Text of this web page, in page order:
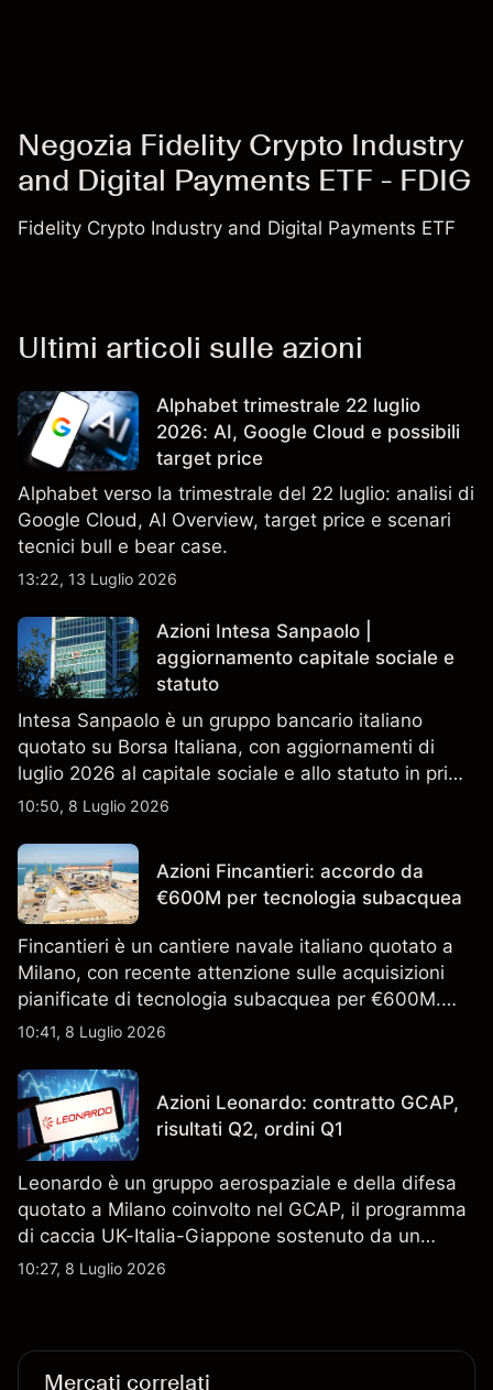
Negozia Fidelity Crypto Industry
and Digital Payments ETF - FDIG
Fidelity Crypto Industry and Digital Payments ETF
Ultimi articoli sulle azioni
Alphabet trimestrale 22 luglio
2026: AI, Google Cloud e possibili
target price
Alphabet verso la trimestrale del 22 luglio: analisi di
Google Cloud, AI Overview, target price e scenari
tecnici bull e bear case.
13:22, 13 Luglio 2026
Azioni Intesa Sanpaolo |
aggiornamento capitale sociale e
statuto
Intesa Sanpaolo è un gruppo bancario italiano
quotato su Borsa Italiana, con aggiornamenti di
luglio 2026 al capitale sociale e allo statuto in primo
piano. Esplora i target price ISP di terze parti e
un indicatore affidabile dei risultati futuri.
10:50, 8 Luglio 2026
Azioni Fincantieri: accordo da
€600M per tecnologia subacquea
Fincantieri è un cantiere navale italiano quotato a
Milano, con recente attenzione sulle acquisizioni
pianificate di tecnologia subacquea per €600M.
Scopri i target di prezzo FCT di terze parti e l'analisi
indicatore affidabile dei risultati futuri.
10:41, 8 Luglio 2026
Azioni Leonardo: contratto GCAP,
risultati Q2, ordini Q1
Leonardo è un gruppo aerospaziale e della difesa
quotato a Milano coinvolto nel GCAP, il programma
di caccia UK-Italia-Giappone sostenuto da un
contratto da 4,6 miliardi di sterline. I risultati
10:27, 8 Luglio 2026
Mercati correlati